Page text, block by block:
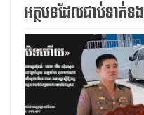
អត្ថបទដែលជាប់ទាក់ទង